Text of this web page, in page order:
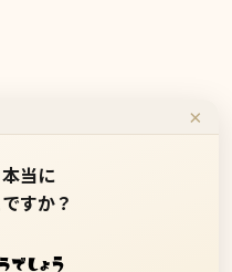
に、もっと安価に。
×
当に
すか？